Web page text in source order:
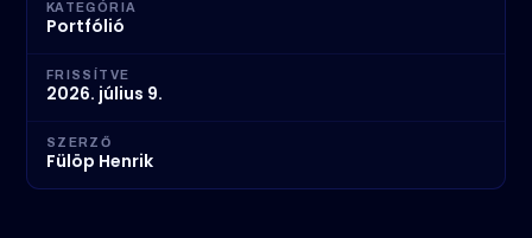
KATEGÓRIA
Portfólió
FRISSÍTVE
2026. július 9.
SZERZŐ
Fülöp Henrik